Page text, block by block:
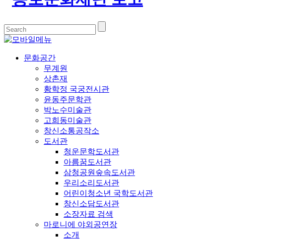
문화공간
무계원
상촌재
황학정 국궁전시관
윤동주문학관
박노수미술관
고희동미술관
창신소통공작소
도서관
청운문학도서관
아름꿈도서관
삼청공원숲속도서관
우리소리도서관
어린이청소년 국학도서관
창신소담도서관
소장자료 검색
마로니에 야외공연장
소개